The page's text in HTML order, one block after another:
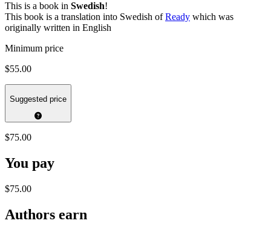
This is a book in Swedish!
This book is a translation into Swedish ofReady which was
originally written in English
Minimum price
$55.00
Suggested price
$75.00
You pay
$75.00
Authors earn